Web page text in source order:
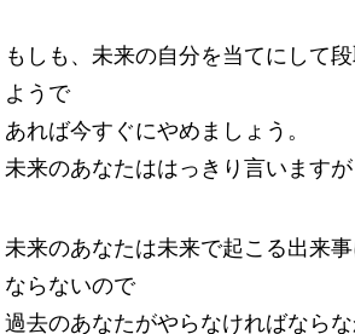
もしも、未来の自分を当てにして
ようで
あれば今すぐにやめましょう。
未来のあなたははっきり言いますが
未来のあなたは未来で起こる出来
ならないので
過去のあなたがやらなければなら